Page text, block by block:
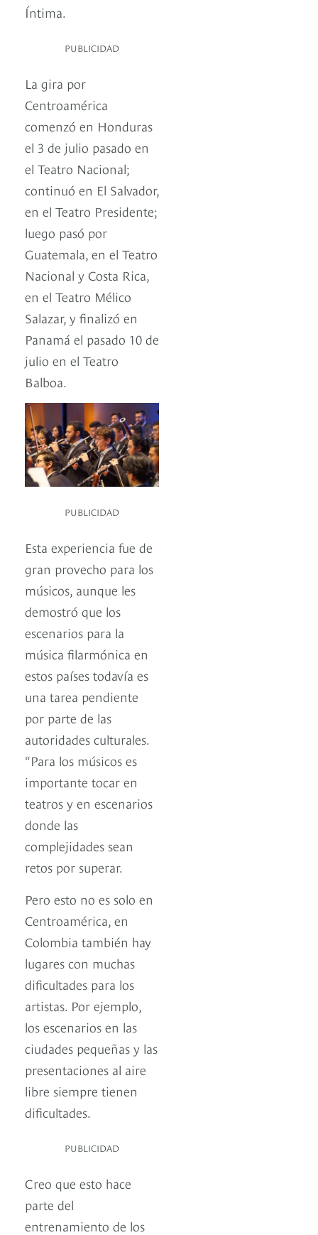
Íntima.
PUBLICIDAD
La gira por
Centroamérica
comenzó en Honduras
el 3 de julio pasado en
el Teatro Nacional;
continuó en El Salvador,
en el Teatro Presidente;
luego pasó por
Guatemala, en el Teatro
Nacional y Costa Rica,
en el Teatro Mélico
Salazar, y finalizó en
Panamá el pasado 10 de
julio en el Teatro
Balboa.
PUBLICIDAD
Esta experiencia fue de
gran provecho para los
músicos, aunque les
demostró que los
escenarios para la
música filarmónica en
estos países todavía es
una tarea pendiente
por parte de las
autoridades culturales.
“Para los músicos es
importante tocar en
teatros y en escenarios
donde las
complejidades sean
retos por superar.
Pero esto no es solo en
Centroamérica, en
Colombia también hay
lugares con muchas
dificultades para los
artistas. Por ejemplo,
los escenarios en las
ciudades pequeñas y las
presentaciones al aire
libre siempre tienen
dificultades.
PUBLICIDAD
Creo que esto hace
parte del
entrenamiento de los